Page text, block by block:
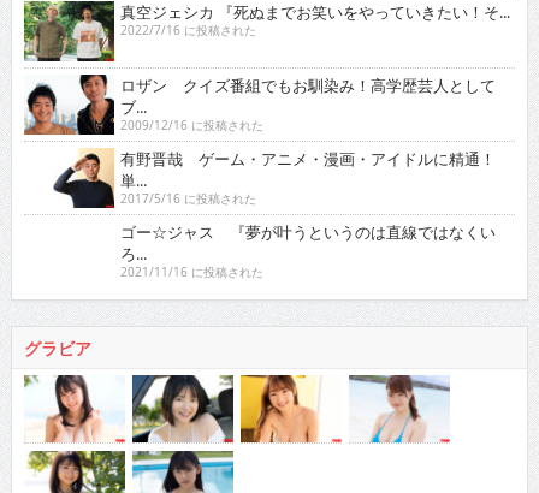
真空ジェシカ 『死ぬまでお笑いをやっていきたい！そ...
2022/7/16 に投稿された
ロザン クイズ番組でもお馴染み！高学歴芸人として
ブ...
2009/12/16 に投稿された
有野晋哉 ゲーム・アニメ・漫画・アイドルに精通！
単...
2017/5/16 に投稿された
ゴー☆ジャス 『夢が叶うというのは直線ではなくい
ろ...
2021/11/16 に投稿された
グラビア